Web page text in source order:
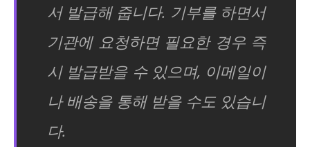
서 발급해 줍니다. 기부를 하면서
기관에 요청하면 필요한 경우 즉
시 발급받을 수 있으며, 이메일이
나 배송을 통해 받을 수도 있습니
다.